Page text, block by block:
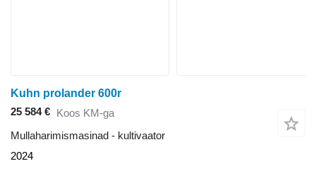
Kuhn prolander 600r
25 584 € Koos KM-ga
Mullaharimismasinad - kultivaator
2024